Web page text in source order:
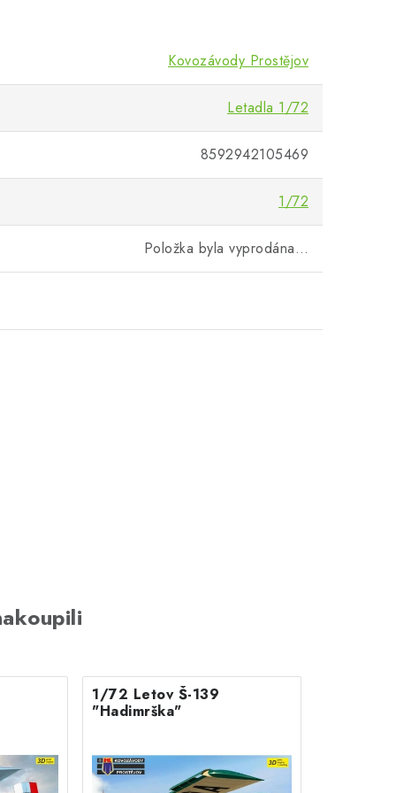
Kovozávody Prostějov
Letadla 1/72
8592942105469
1/72
Položka byla vyprodána…
1/72 Letov Š-139
"Hadimrška"